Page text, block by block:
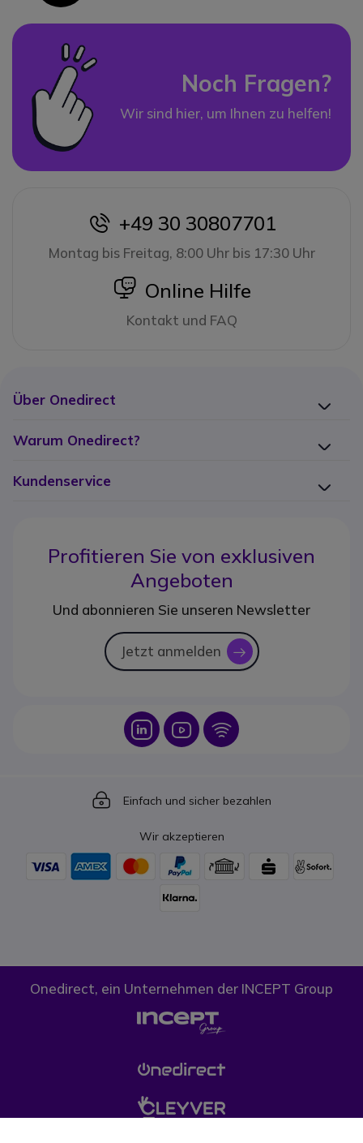
Noch Fragen?
Wir sind hier, um Ihnen zu helfen!
icon
+49 30 30807701
Montag bis Freitag, 8:00 Uhr bis 17:30 Uhr
icon
Online Hilfe
Kontakt und FAQ
Über Onedirect
Warum Onedirect?
Kundenservice
Profitieren Sie von exklusiven
Angeboten
Und abonnieren Sie unseren Newsletter
Jetzt anmelden icon
Icon Icon Icon
Icon
Einfach und sicher bezahlen
Wir akzeptieren
Onedirect, ein Unternehmen der INCEPT Group